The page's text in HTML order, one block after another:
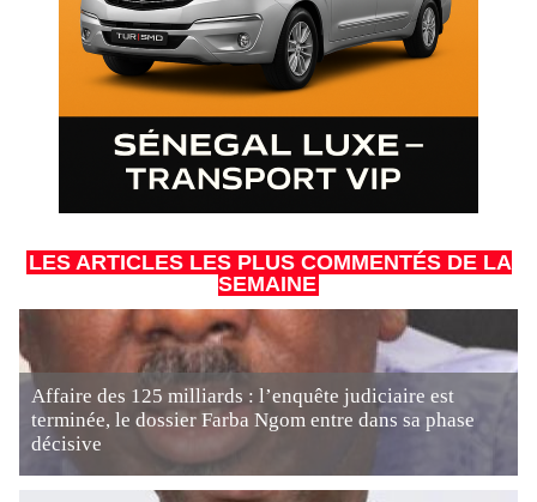
LES ARTICLES LES PLUS COMMENTÉS DE LA
SEMAINE
Affaire des 125 milliards : l’enquête judiciaire est
terminée, le dossier Farba Ngom entre dans sa phase
décisive